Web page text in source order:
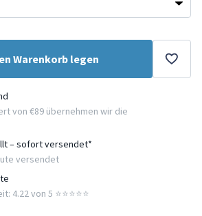
Warenkorb legen
von €89 übernehmen wir die
– sofort versendet*
versendet
4.22 von 5 ⭐️⭐️⭐️⭐️⭐️